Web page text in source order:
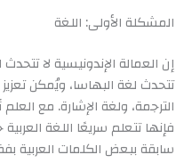
المشكلة الأولى: اللغة
إن العمالة الإندونيسية لا تتحدث
تتحدث لغة البهاسا، ويُمكن
الترجمة، ولغة الإشارة. مع
فإنها تتعلم سريعًا اللغة
سابقة ببعض الكلمات العربية